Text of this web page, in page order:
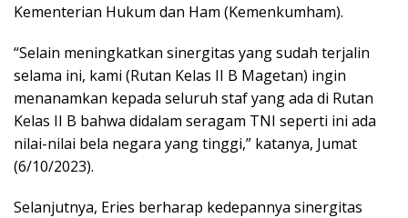
Kementerian Hukum dan Ham (Kemenkumham).
“Selain meningkatkan sinergitas yang sudah terjalin
selama ini, kami (Rutan Kelas II B Magetan) ingin
menanamkan kepada seluruh staf yang ada di Rutan
Kelas II B bahwa didalam seragam TNI seperti ini ada
nilai-nilai bela negara yang tinggi,” katanya, Jumat
(6/10/2023).
Selanjutnya, Eries berharap kedepannya sinergitas